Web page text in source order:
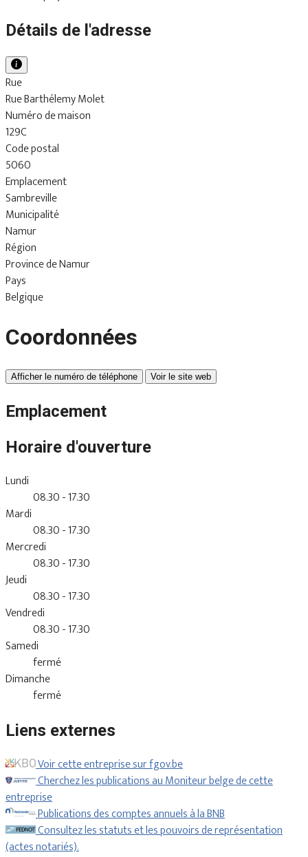
Détails de l'adresse
Rue
Rue Barthélemy Molet
Numéro de maison
129C
Code postal
5060
Emplacement
Sambreville
Municipalité
Namur
Région
Province de Namur
Pays
Belgique
Coordonnées
Afficher le numéro de téléphone Voir le site web
Emplacement
Horaire d'ouverture
Lundi
08.30 - 17.30
Mardi
08.30 - 17.30
Mercredi
08.30 - 17.30
Jeudi
08.30 - 17.30
Vendredi
08.30 - 17.30
Samedi
fermé
Dimanche
fermé
Liens externes
Voir cette entreprise sur fgov.be
Cherchez les publications au Moniteur belge de cette
entreprise
Publications des comptes annuels à la BNB
Consultez les statuts et les pouvoirs de représentation
(actes notariés).